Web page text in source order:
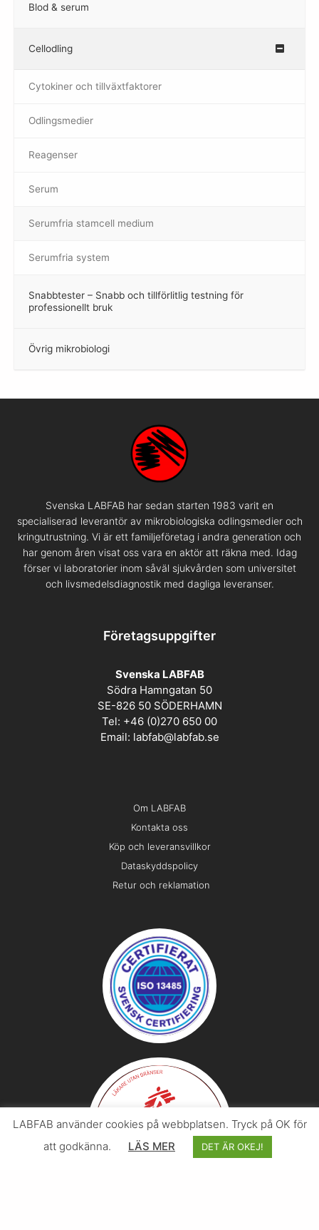
Blod & serum
Cellodling
–
Cytokiner och tillväxtfaktorer
Odlingsmedier
Reagenser
Serum
Serumfria stamcell medium
Serumfria system
Snabbtester – Snabb och tillförlitlig testning för
professionellt bruk
–
Övrig mikrobiologi
–
Svenska LABFAB har sedan starten 1983 varit en
specialiserad leverantör av mikrobiologiska odlingsmedier och
kringutrustning. Vi är ett familjeföretag i andra generation och
har genom åren visat oss vara en aktör att räkna med. Idag
förser vi laboratorier inom såväl sjukvården som universitet
och livsmedelsdiagnostik med dagliga leveranser.
Företagsuppgifter
Svenska LABFAB
Södra Hamngatan 50
SE-826 50 SÖDERHAMN
Tel: +46 (0)270 650 00
Email: labfab@labfab.se
Om LABFAB
Kontakta oss
Köp och leveransvillkor
Dataskyddspolicy
Retur och reklamation
LABFAB använder cookies på webbplatsen. Tryck på OK för
att godkänna.
LÄS MER DET ÄR OKEJ!